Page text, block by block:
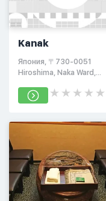
Kanak
Япония, 〒730-0051
Hiroshima, Naka Ward,
松岡ビル 1F